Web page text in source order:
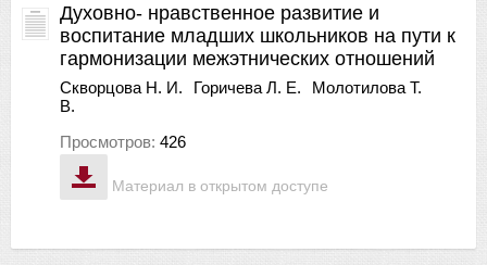
Материал в открытом доступе
Духовно- нравственное развитие и
воспитание младших школьников на пути к
гармонизации межэтнических отношений
Скворцова Н. И. Горичева Л. Е.
Молотилова Т.
В.
Просмотров: 426